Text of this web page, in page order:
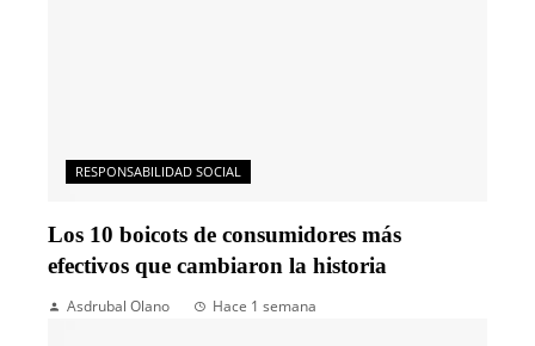
RESPONSABILIDAD SOCIAL
Los 10 boicots de consumidores más
efectivos que cambiaron la historia
Asdrubal Olano Hace 1 semana